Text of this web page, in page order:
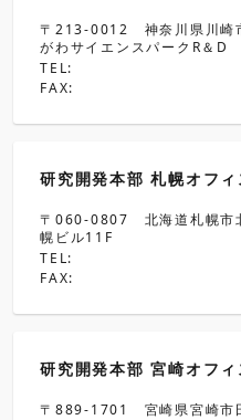
〒213-0012 神奈川県川崎
がわサイエンスパークR＆
TEL:
FAX:
研究開発本部 札幌オフィ
〒060-0807 北海道札幌
幌ビル11F
TEL:
FAX:
研究開発本部 宮崎オフィ
〒889-1701 宮崎県宮崎市